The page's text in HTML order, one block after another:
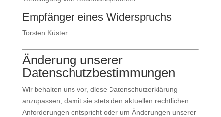
Empfänger eines Widerspruchs
Torsten Küster
Änderung unserer
Datenschutzbestimmungen
Wir behalten uns vor, diese Datenschutzerklärung
anzupassen, damit sie stets den aktuellen rechtlichen
Anforderungen entspricht oder um Änderungen unserer